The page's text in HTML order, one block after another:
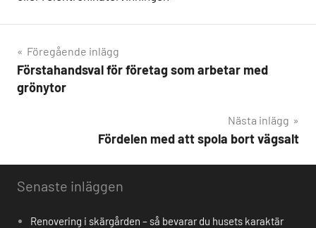
Inläggsnavigering
Föregående inlägg
Förstahandsval för företag som arbetar med
grönytor
Nästa inlägg
Fördelen med att spola bort vägsalt
Senaste inläggen
Renovering i skärgården – så bevarar du husets karaktär